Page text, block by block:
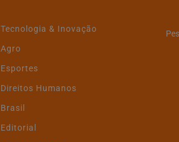
Tecnologia & Inovação
Agro
Esportes
Direitos Humanos
Brasil
Editorial